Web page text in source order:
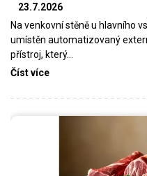
23.7.2026
Na venkovní stěně u hlavního
umístěn automatizovaný
přístroj, který…
Číst více